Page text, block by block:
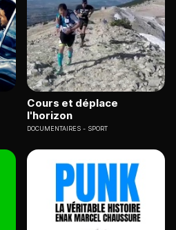
Cours et déplace
l'horizon
DOCUMENTAIRES SPORT